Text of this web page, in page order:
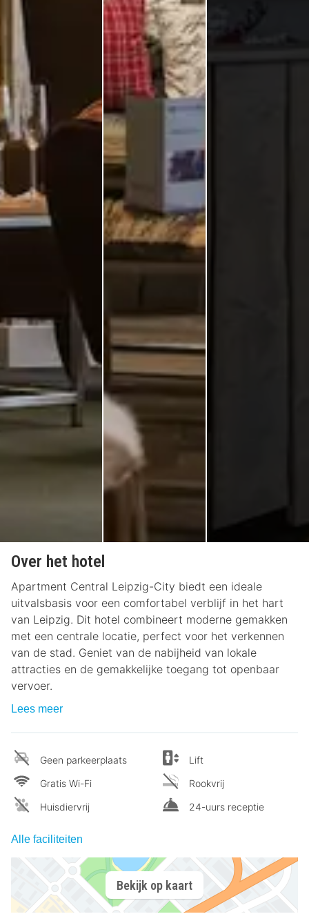
Over het hotel
Apartment Central Leipzig-City biedt een ideale
uitvalsbasis voor een comfortabel verblijf in het hart
van Leipzig. Dit hotel combineert moderne gemakken
met een centrale locatie, perfect voor het verkennen
van de stad. Geniet van de nabijheid van lokale
attracties en de gemakkelijke toegang tot openbaar
vervoer.
Lees meer
Geen parkeerplaats
Gratis Wi-Fi
Huisdiervrij
Lift
Rookvrij
24-uurs receptie
Alle faciliteiten
Bekijk op kaart